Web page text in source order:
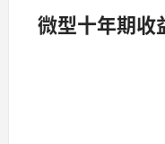
微型十年期收